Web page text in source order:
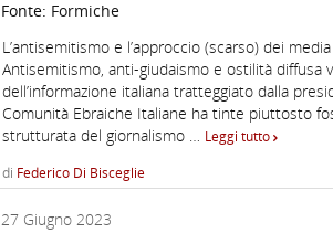
Fonte: Formiche
L’antisemitismo e l’approccio (scarso) dei
Antisemitismo, anti-giudaismo e ostilità diffusa
dell’informazione italiana tratteggiato dalla
Comunità Ebraiche Italiane ha tinte piuttosto
strutturata del giornalismo … Leggi tutto
di Federico Di Bisceglie
27 Giugno 2023